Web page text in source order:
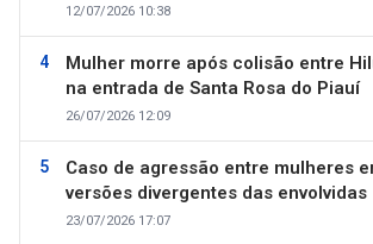
12/07/2026 10:38
Mulher morre após colisão entre
na entrada de Santa Rosa do Piauí
26/07/2026 12:09
Caso de agressão entre mulheres
versões divergentes das envolvidas
23/07/2026 17:07